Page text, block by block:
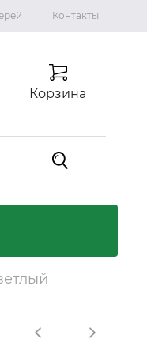
Контакты
Корзина